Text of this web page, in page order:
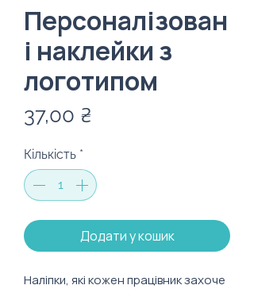
Персоналізован
і наклейки з
логотипом
37,00 ₴
Кількість *
Додати у кошик
Наліпки, які кожен працівник захоче